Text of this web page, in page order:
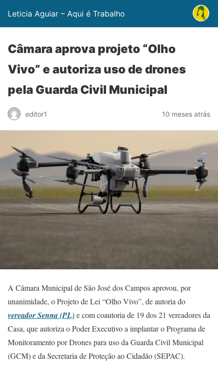
Leticia Aguiar – Aqui é Trabalho
Câmara aprova projeto “Olho
Vivo” e autoriza uso de drones
pela Guarda Civil Municipal
editor1 10 meses atrás
A Câmara Municipal de São José dos Campos aprovou, por
unanimidade, o Projeto de Lei “Olho Vivo”, de autoria do
vereador Senna (PL)e com coautoria de 19 dos 21 vereadores da
Casa, que autoriza o Poder Executivo a implantar o Programa de
Monitoramento por Drones para uso da Guarda Civil Municipal
(GCM) e da Secretaria de Proteção ao Cidadão (SEPAC).